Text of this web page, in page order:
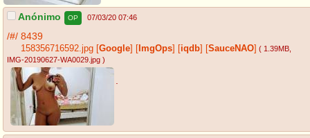
Anónimo OP 07/03/20 07:46
/#/ 8439
158356716592.jpg [Google] [ ImgOps] [iqdb] [SauceNAO] ( 1.39MB
IMG-20190627-WA0029.jpg )